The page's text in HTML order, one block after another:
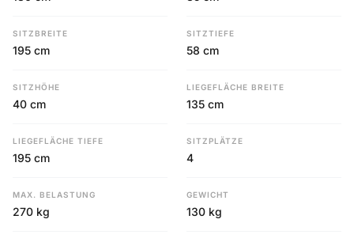
SITZBREITE
195 cm
SITZTIEFE
58 cm
SITZHÖHE
40 cm
LIEGEFLÄCHE BREITE
135 cm
LIEGEFLÄCHE TIEFE
195 cm
SITZPLÄTZE
4
MAX. BELASTUNG
270 kg
GEWICHT
130 kg